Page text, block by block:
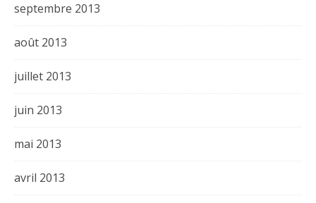
septembre 2013
août 2013
juillet 2013
juin 2013
mai 2013
avril 2013